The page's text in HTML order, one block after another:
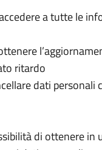
a tutte le
ritardo
dati personali
di ottenere in